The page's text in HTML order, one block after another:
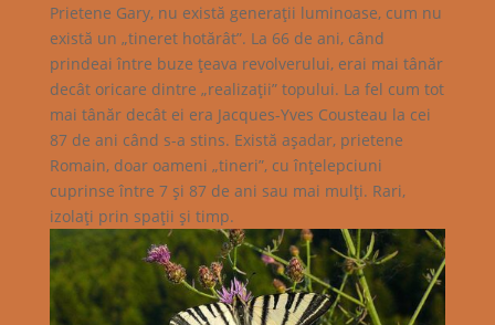
Prietene Gary, nu există generaţii luminoase, cum nu
există un „tineret hotărât”. La 66 de ani, când
prindeai între buze ţeava revolverului, erai mai tânăr
decât oricare dintre „realizaţii” topului. La fel cum tot
mai tânăr decât ei era Jacques-Yves Cousteau la cei
87 de ani când s-a stins. Există aşadar, prietene
Romain, doar oameni „tineri”, cu înţelepciuni
cuprinse între 7 şi 87 de ani sau mai mulţi. Rari,
izolaţi prin spaţii şi timp.